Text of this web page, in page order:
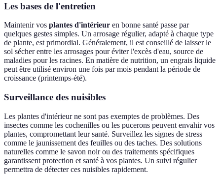
Les bases de l'entretien
Maintenir vos plantes d'intérieur en bonne santé passe par
quelques gestes simples. Un arrosage régulier, adapté à chaque type
de plante, est primordial. Généralement, il est conseillé de laisser le
sol sécher entre les arrosages pour éviter l'excès d'eau, source de
maladies pour les racines. En matière de nutrition, un engrais liquide
peut être utilisé environ une fois par mois pendant la période de
croissance (printemps-été).
Surveillance des nuisibles
Les plantes d'intérieur ne sont pas exemptes de problèmes. Des
insectes comme les cochenilles ou les pucerons peuvent envahir vos
plantes, compromettant leur santé. Surveillez les signes de stress
comme le jaunissement des feuilles ou des taches. Des solutions
naturelles comme le savon noir ou des traitements spécifiques
garantissent protection et santé à vos plantes. Un suivi régulier
permettra de détecter ces nuisibles rapidement.